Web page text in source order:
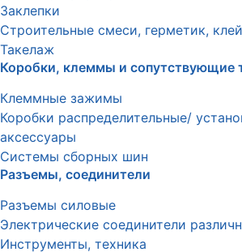
Заклепки
Строительные смеси, герметик,
Такелаж
Коробки, клеммы и сопутствующие
Клеммные зажимы
Коробки распределительные/
аксессуары
Системы сборных шин
Разъемы, соединители
Разъемы силовые
Электрические соединители
Инструменты, техника